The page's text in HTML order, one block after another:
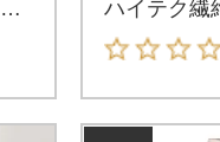
ハイテク繊
様々な機能